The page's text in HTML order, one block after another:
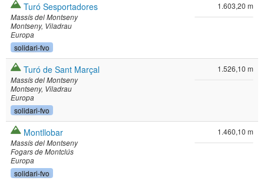
Turó Sesportadores
Massís del Montseny
Montseny Viladrau
Europa
solidari-fvo
1.603,20 m
Turó de Sant Marçal
Massís del Montseny
Montseny Viladrau
Europa
solidari-fvo
1.526,10 m
Montllobar
Massís del Montseny
Fogars de Montclús
Europa
solidari-fvo
1.460,10 m